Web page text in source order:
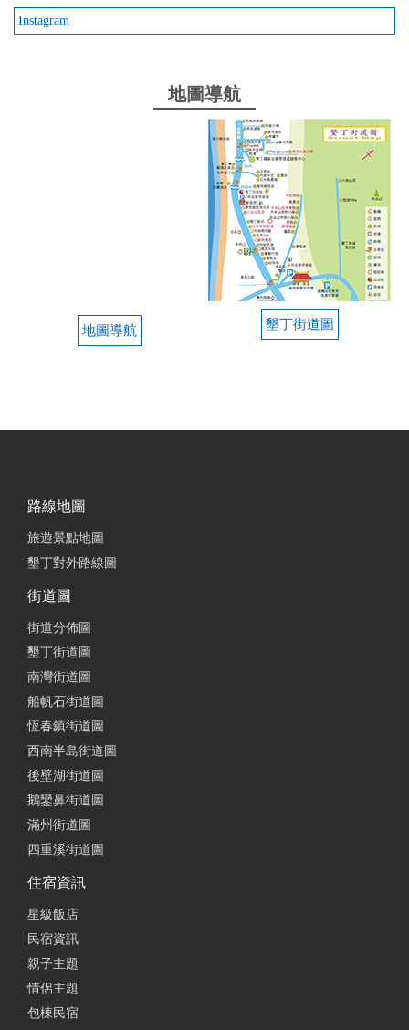
Instagram
地圖導航
地圖導航 墾丁街道圖
路線地圖
旅遊景點地圖
墾丁對外路線圖
街道圖
街道分佈圖
墾丁街道圖
南灣街道圖
船帆石街道圖
恆春鎮街道圖
西南半島街道圖
後壁湖街道圖
鵝鑾鼻街道圖
滿州街道圖
四重溪街道圖
住宿資訊
星級飯店
民宿資訊
親子主題
情侶主題
包棟民宿